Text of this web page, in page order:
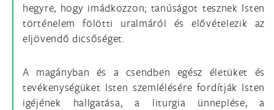
hegyre, hogy imádkozzon; tanúságot tesznek Isten
történelem fölötti uralmáról és elővételezik az
eljövendő dicsőséget.
A magányban és a csendben egész életüket és
tevékenységüket Isten szemlélésére fordítják Isten
igéjének hallgatása, a liturgia ünneplése, a